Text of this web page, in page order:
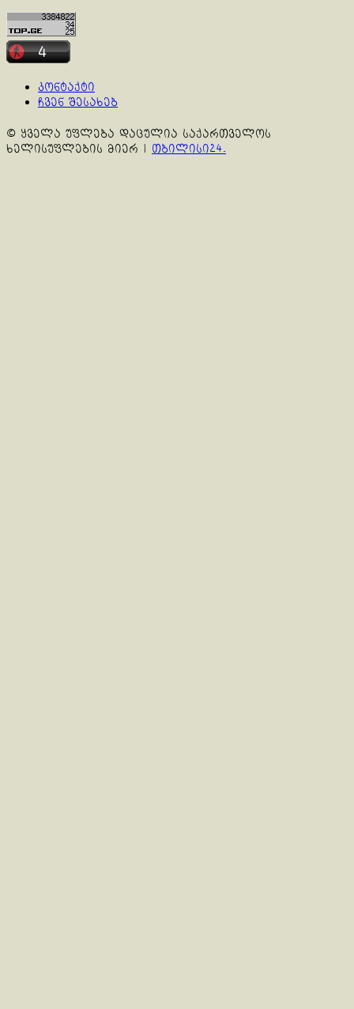
კონტაქტი
ჩვენ შესახებ
© ყველა უფლება დაცულია საქართველოს
ხელისუფლების მიერ | თბილისი24.